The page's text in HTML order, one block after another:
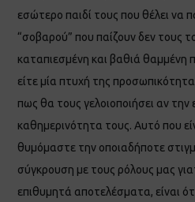
εσώτερο παιδί τους που θέλει να
“σοβαρού” που παίζουν δεν τους το
καταπιεσμένη και βαθιά θαμμένη
είτε μία πτυχή της
πως θα τους γελοιοποιήσει αν
καθημερινότητα τους. Αυτό που
θυμόμαστε την οποιαδήποτε
σύγκρουση με τους ρόλους μας
επιθυμητά αποτελέσματα, είναι